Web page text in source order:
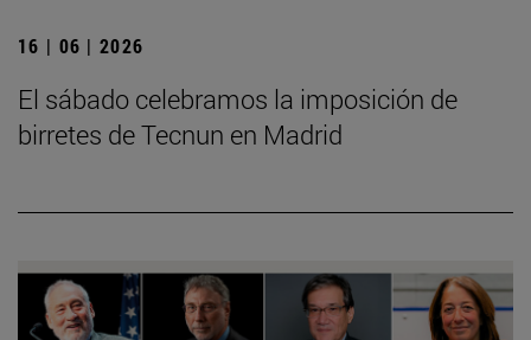
16 | 06 | 2026
El sábado celebramos la imposición de
birretes de Tecnun en Madrid